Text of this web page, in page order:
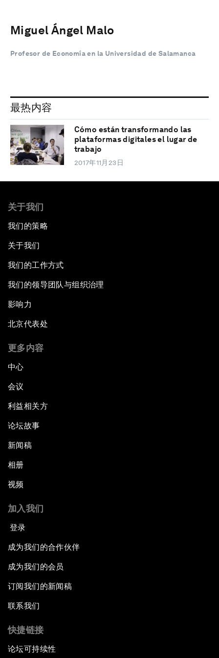
Miguel Ángel Malo
Profesor de Economía en la Universidad de Salamanca
最热内容
Cómo están transformando las
plataformas digitales el lugar de
trabajo
2017年11月23日
关于我们
我们的策略
关于我们
我们的工作方式
我们的领导团队与组织治理
影响力
北京代表处
更多内容
中心
会议
利益相关方
论坛故事
新闻稿
相册
视频
加入我们
登录
成为我们的合作伙伴
成为我们的会员
订阅我们的新闻稿
联系我们
快捷链接
论坛可持续性